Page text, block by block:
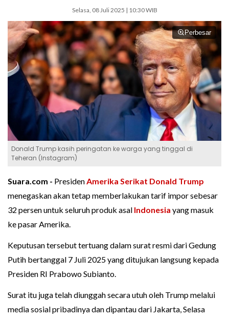
Selasa, 08 Juli 2025 | 10:30 WIB
Perbesar
Donald Trump kasih peringatan ke warga yang tinggal di
Teheran (Instagram)
Suara.com - PresidenAmerika Serikat Donald Trump
menegaskan akan tetap memberlakukan tarif impor sebesar
32 persen untuk seluruh produk asal Indonesia yang masuk
ke pasar Amerika.
Keputusan tersebut tertuang dalam surat resmi dari Gedung
Putih bertanggal 7 Juli 2025 yang ditujukan langsung kepada
Presiden RI Prabowo Subianto.
Surat itu juga telah diunggah secara utuh oleh Trump melalui
media sosial pribadinya dan dipantau dari Jakarta, Selasa